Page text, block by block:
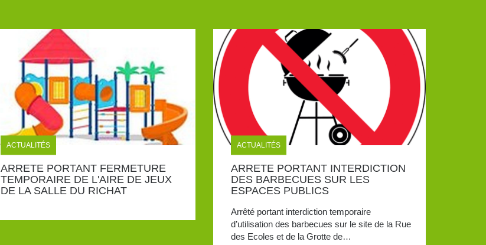
ACTUALITÉS
ARRETE PORTANT FERMETURE
TEMPORAIRE DE L'AIRE DE JEUX
DE LA SALLE DU RICHAT
ACTUALITÉS
ARRETE PORTANT INTERDICTION
DES BARBECUES SUR LES
ESPACES PUBLICS
Arrêté portant interdiction temporaire
d’utilisation des barbecues sur le site de la Rue
des Ecoles et de la Grotte de…